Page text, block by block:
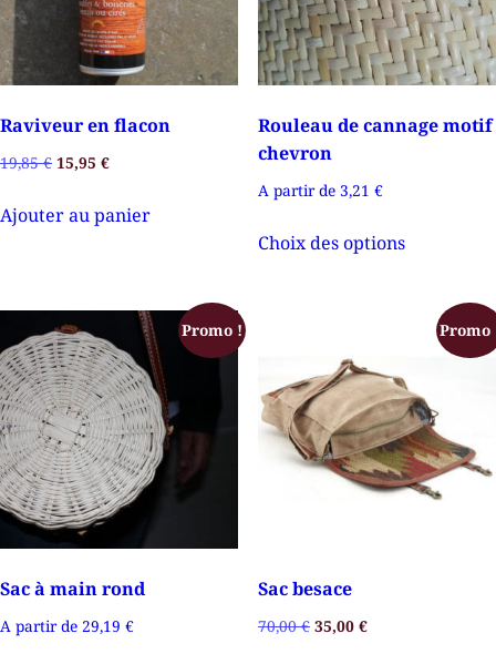
Raviveur en flacon
19,85€ 15,95 €
Ajouter au panier
Rouleau de cannage motif
chevron
A partir de 3,21 €
Choix des options
Promo !
Sac à main rond
A partir de 29,19 €
Promo
Sac besace
70,00€ 35,00 €